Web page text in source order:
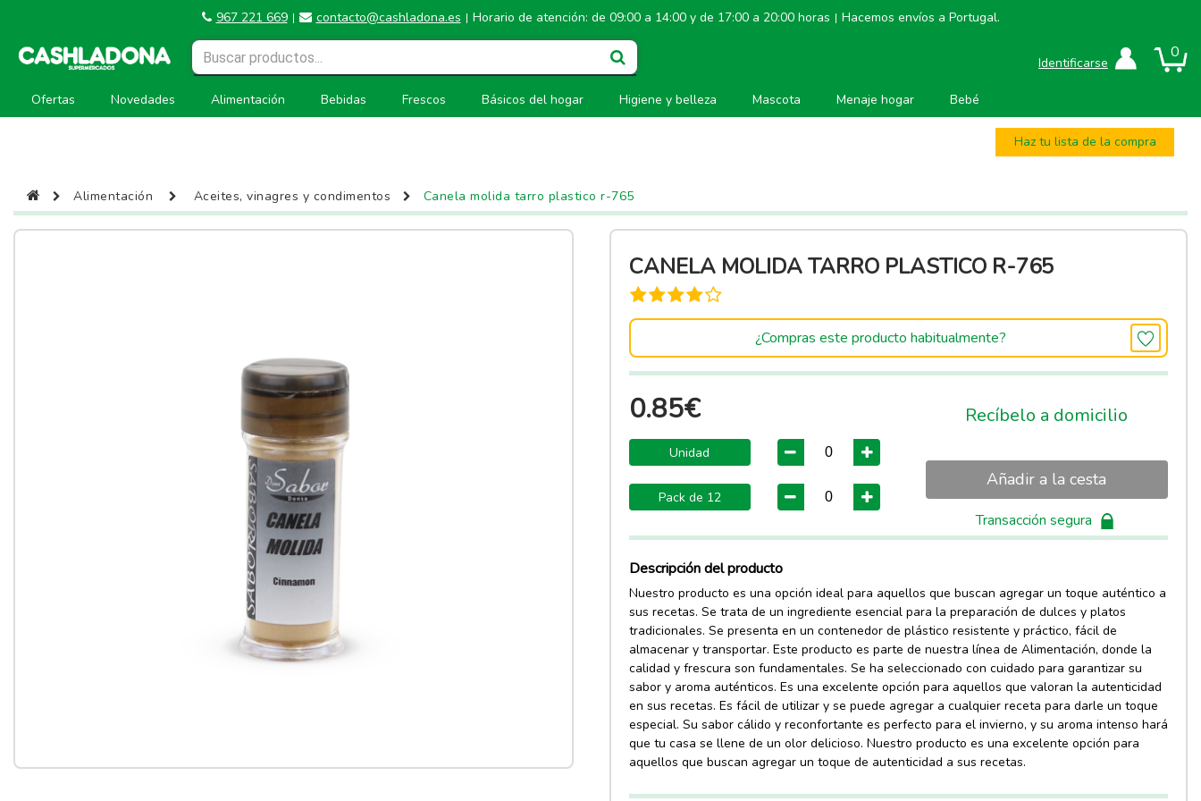
967 221 669 | contacto@cashladona.es | Horario de atención: de 09:00 a 14:00 y de 17:00 a 20:00 horas | Hacemos envíos a Portugal.
0
Identificarse
Ofertas Novedades Alimentación Bebidas Frescos Básicos del hogar Higiene y belleza Mascota Menaje hogar Bebé
Haz tu lista de la compra
Alimentación Aceites, vinagres y condimentos Canela molida tarro plastico r-765
CANELA MOLIDA TARRO PLASTICO R-765
¿Compras este producto habitualmente?
0.85€
Unidad
Pack de 12
Recíbelo a domicilio
Añadir a la cesta
Transacción segura
Descripción del producto
Nuestro producto es una opción ideal para aquellos que buscan agregar un toque auténtico a
sus recetas. Se trata de un ingrediente esencial para la preparación de dulces y platos
tradicionales. Se presenta en un contenedor de plástico resistente y práctico, fácil de
almacenar y transportar. Este producto es parte de nuestra línea de Alimentación, donde la
calidad y frescura son fundamentales. Se ha seleccionado con cuidado para garantizar su
sabor y aroma auténticos. Es una excelente opción para aquellos que valoran la autenticidad
en sus recetas. Es fácil de utilizar y se puede agregar a cualquier receta para darle un toque
especial. Su sabor cálido y reconfortante es perfecto para el invierno, y su aroma intenso hará
que tu casa se llene de un olor delicioso. Nuestro producto es una excelente opción para
aquellos que buscan agregar un toque de autenticidad a sus recetas.